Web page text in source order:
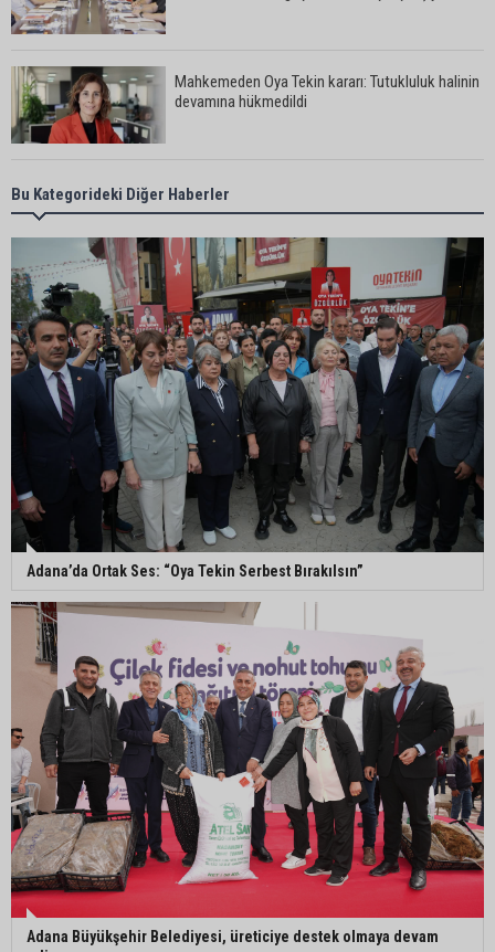
Mahkemeden Oya Tekin kararı: Tutukluluk halinin
devamına hükmedildi
Adana’da taziye evinde silahlı kavga kamerada:
Çok sayıda polis ekibi olay yerine sevk edildi
Adana’da parktaki OED cihazını çalan şüpheli
tutuklandı
Seyhan’da fırın ve pastanelere hijyen denetimi
gerçekleştirildi
Eski polis memuru Ergün Karakaya’nın
öldürüldüğü silahlı kavganın görüntüleri ortaya
çıktı
İmamoğlu’nda hijyen ve etiket kontrolü
Mustafa Özkan: "Yüreğir Belediye Başkan
Vekilliği seçimine ilişkin hukuki süreç başlatıldı"
Bu Kategorideki Diğer Haberler
Adana’da Ortak Ses: “Oya Tekin Serbest Bırakılsın”
Adana Büyükşehir Belediyesi, üreticiye destek olmaya devam